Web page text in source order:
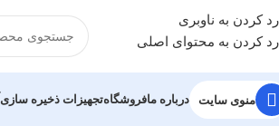
رد کردن به ناوبری
رد کردن به محتوای اصلی
منوی سایت درباره مافروشگاهتجهیزات ذخیره سازی